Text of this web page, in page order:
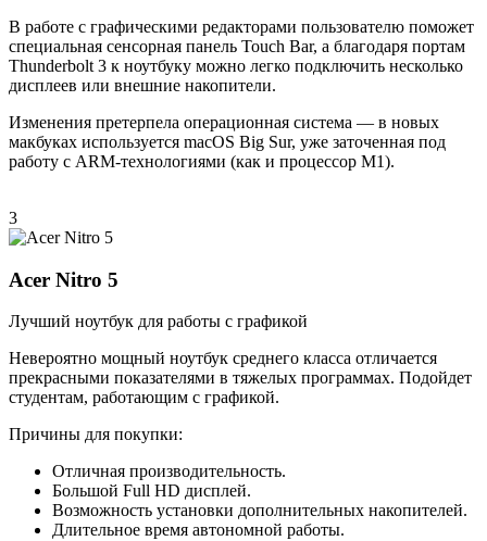
В работе с графическими редакторами пользователю поможет
специальная сенсорная панель Touch Bar, а благодаря портам
Thunderbolt 3 к ноутбуку можно легко подключить несколько
дисплеев или внешние накопители.
Изменения претерпела операционная система — в новых
макбуках используется macOS Big Sur, уже заточенная под
работу с ARM-технологиями (как и процессор М1).
3
Acer Nitro 5
Лучший ноутбук для работы с графикой
Невероятно мощный ноутбук среднего класса отличается
прекрасными показателями в тяжелых программах. Подойдет
студентам, работающим с графикой.
Причины для покупки:
Отличная производительность.
Большой Full HD дисплей.
Возможность установки дополнительных накопителей.
Длительное время автономной работы.